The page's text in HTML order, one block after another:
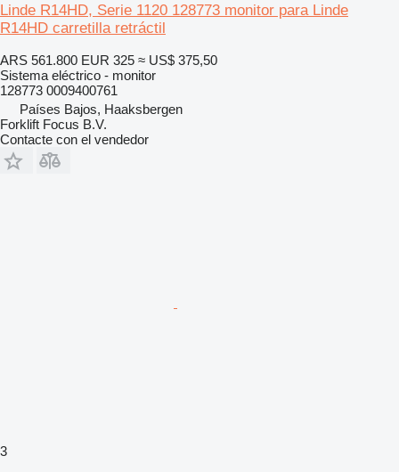
Linde R14HD, Serie 1120 128773 monitor para Linde
R14HD carretilla retráctil
ARS 561.800 EUR 325 ≈ US$ 375,50
Sistema eléctrico - monitor
128773 0009400761
Países Bajos, Haaksbergen
Forklift Focus B.V.
Contacte con el vendedor
3